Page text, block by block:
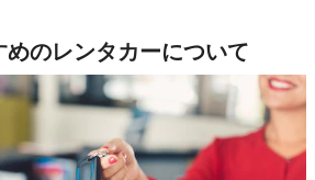
のレンタカーについて